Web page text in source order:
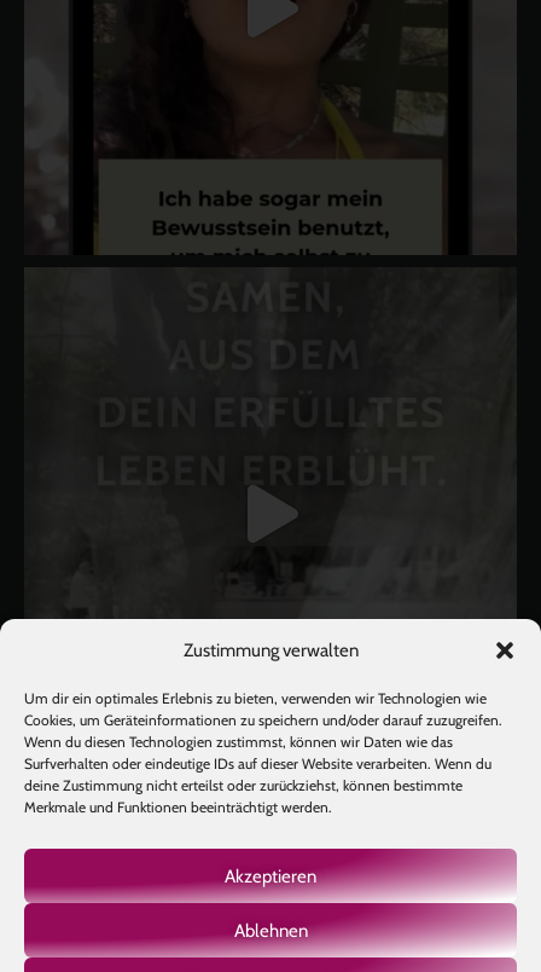
Zustimmung verwalten
Um dir ein optimales Erlebnis zu bieten, verwenden wir Technologien wie
Cookies, um Geräteinformationen zu speichern und/oder darauf zuzugreifen.
Wenn du diesen Technologien zustimmst, können wir Daten wie das
Surfverhalten oder eindeutige IDs auf dieser Website verarbeiten. Wenn du
deine Zustimmung nicht erteilst oder zurückziehst, können bestimmte
Merkmale und Funktionen beeinträchtigt werden.
Akzeptieren
Ablehnen
Mehr laden Auf Instagram folgen
Copyright © 2026 BIOTIC INSTITUTE |Impressum|Datenschutz